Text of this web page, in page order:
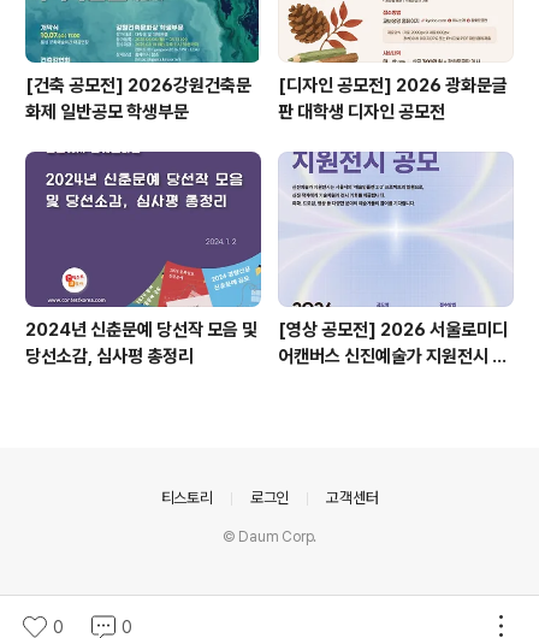
[건축 공모전] 2026강원건축문
화제 일반공모 학생부문
[디자인 공모전] 2026 광화문글
판 대학생 디자인 공모전
2024년 신춘문예 당선작 모음 및
당선소감, 심사평 총정리
[영상 공모전] 2026 서울로미디
어캔버스 신진예술가 지원전시 공
0 0
티스토리 로그인 고객센터
© Daum Corp.